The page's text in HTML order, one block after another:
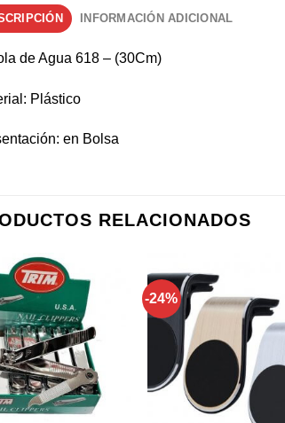
INFORMACIÓN ADICIONAL
de Agua 618 – (30Cm)
Plástico
en Bolsa
RELACIONADOS
Añadir a
favoritos
-24%
Añadir